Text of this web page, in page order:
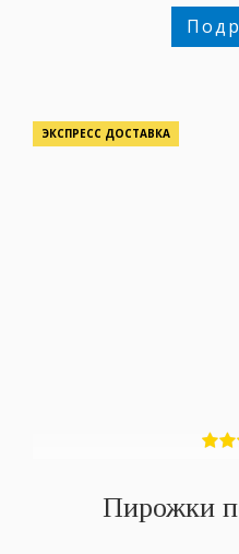
ЭКСПРЕСС ДОСТАВКА
Пирожки